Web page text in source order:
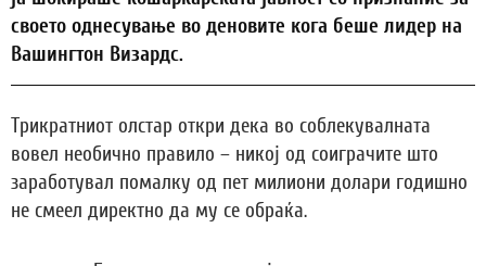
своето однесување во деновите кога беше лидер на
Вашингтон Визардс.
Трикратниот олстар откри дека во соблекувалната
вовел необично правило – никој од соиграчите што
заработувал помалку од пет милиони долари годишно
не смеел директно да му се обраќа.